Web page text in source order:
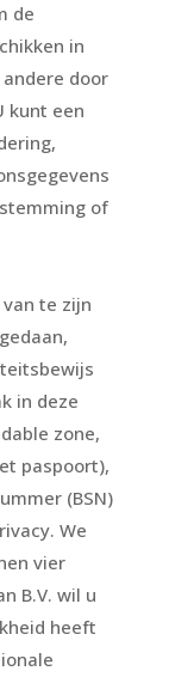
de
in
door
kunt een
of
te zijn
in deze
zone,
paspoort),
(BSN)
We
vier
B.V. wil u
heeft